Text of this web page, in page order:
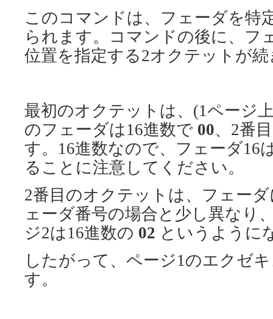
このコマンドは、フェーダを特
られます。コマンドの後に、フ
位置を指定する2オクテットが
最初のオクテットは、(1ページ
のフェーダは16進数で 00、2番
す。16進数なので、フェーダ16
ることに注意してください。
2番目のオクテットは、フェー
ェーダ番号の場合と少し異なり
ジ2は16進数の 02 というように
したがって、ページ1のエクゼ
す。